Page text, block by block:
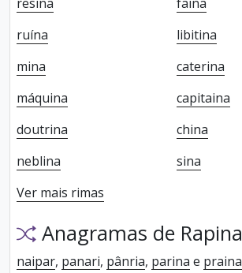
ruína
libitina
mina
caterina
máquina
capitaina
doutrina
china
neblina
sina
Ver mais rimas
Anagramas de Rapina
naipar, panari, pânria, parina e praina